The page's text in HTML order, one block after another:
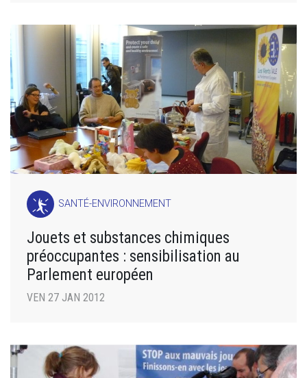
SANTÉ-ENVIRONNEMENT
Jouets et substances chimiques
préoccupantes : sensibilisation au
Parlement européen
VEN 27 JAN 2012